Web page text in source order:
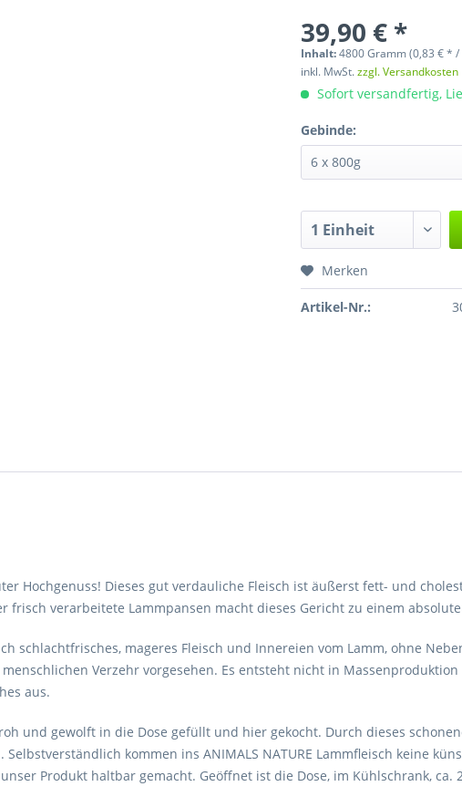
39,90 € *
Inhalt:4800 Gramm (0,83 € *
inkl. MwSt.zzgl. Versandkosten
Sofort versandfertig,
Gebinde:
Merken
Artikel-Nr.:
Hochgenuss! Dieses gut verdauliche Fleisch ist äußerst fett- und
frisch verarbeitete Lammpansen macht dieses Gericht zu einem
schlachtfrisches, mageres Fleisch und Innereien vom Lamm, ohne
Verzehr vorgesehen. Es entsteht nicht in
aus.
und gewolft in die Dose gefüllt und hier gekocht. Durch dieses
kommen ins ANIMALS NATURE Lammfleisch keine
Produkt haltbar gemacht. Geöffnet ist die Dose, im Kühlschrank, ca.